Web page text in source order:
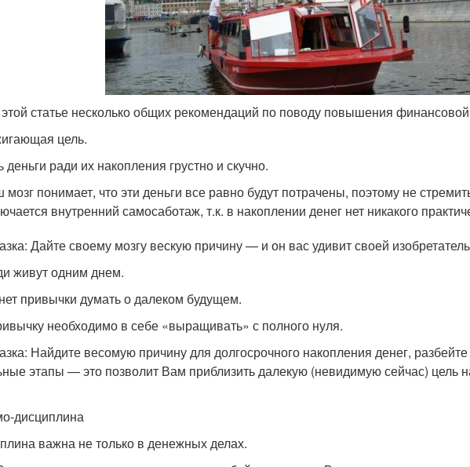
статье несколько общих рекомендаций по поводу повышения
цель.
деньги ради их накопления грустно и скучно.
понимает, что эти деньги все равно будут потрачены, поэтому не
внутренний самосаботаж, т.к. в накоплении денег нет никакого
Дайте своему мозгу вескую причину — и он вас удивит своей
живут одним днем.
привычки думать о далеком будущем.
необходимо в себе «выращивать» с полного нуля.
Найдите весомую причину для долгосрочного накопления денег,
этапы — это позволит Вам приблизить далекую (невидимую сейчас) цель
дисциплина
важна не только в денежных делах.